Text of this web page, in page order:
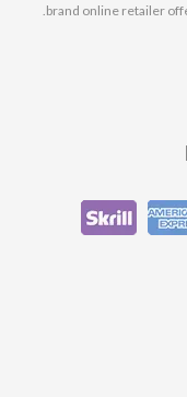
brand online retailer